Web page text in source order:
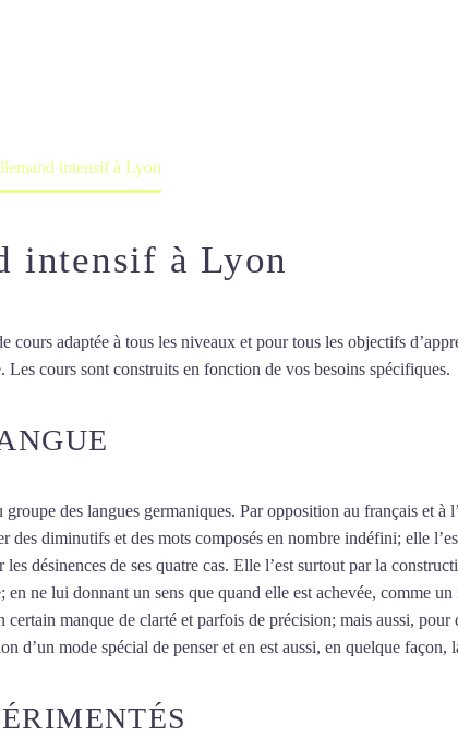
intensif à Lyon
intensif à Lyon
cours adaptée à tous les niveaux et pour tous les objectifs
cours sont construits en fonction de vos besoins spécifiques.
des langues germaniques. Par opposition au français et
des diminutifs et des mots composés en nombre indéfini; elle
désinences de ses quatre cas. Elle l’est surtout par la
en ne lui donnant un sens que quand elle est achevée, comme
certain manque de clarté et parfois de précision; mais aussi,
d’un mode spécial de penser et en est aussi, en quelque façon,